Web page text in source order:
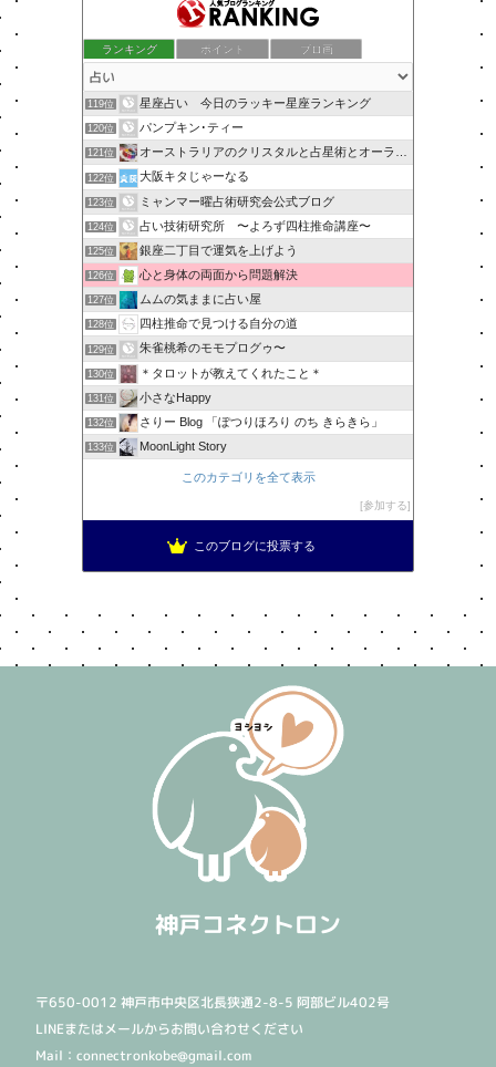
ランキング ポイント ブロ画
119位 星座占い 今日のラッキー星座ランキング
120位 パンプキン･ティー
121位 オーストラリアのクリスタルと占星術とオーラソーマのショップ
122位 大阪キタじゃーなる
123位 ミャンマー曜占術研究会公式ブログ
124位 占い技術研究所 〜よろず四柱推命講座〜
125位 銀座二丁目で運気を上げよう
126位 心と身体の両面から問題解決
127位 ムムの気ままに占い屋
128位 四柱推命で見つける自分の道
129位 朱雀桃希のモモプログゥ〜
130位 ＊タロットが教えてくれたこと＊
131位 小さなHappy
132位 さりー Blog 「ぽつりほろり のち きらきら」
133位 MoonLight Story
このカテゴリを全て表示
参加する
このブログに投票する
神戸コネクトロン
〒650-0012 神戸市中央区北長狭通2-8-5 阿部ビル402号
LINEまたはメールからお問い合わせください
Mail：connectronkobe@gmail.com